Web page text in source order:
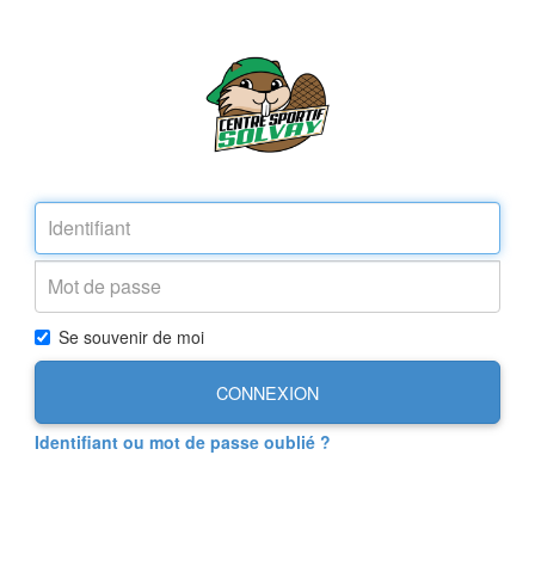
Se souvenir de moi
CONNEXION
Identifiant ou mot de passe oublié ?